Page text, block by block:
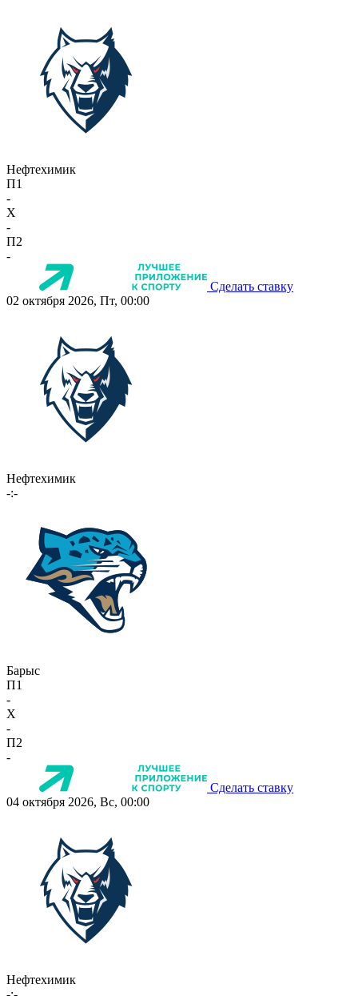
Нефтехимик
П1
-
X
-
П2
-
Сделать ставку
02 октября 2026, Пт, 00:00
Нефтехимик
-:-
Барыс
П1
-
X
-
П2
-
Сделать ставку
04 октября 2026, Вс, 00:00
Нефтехимик